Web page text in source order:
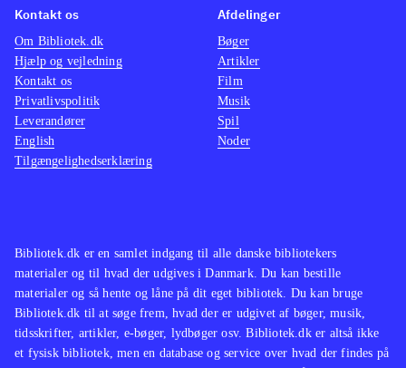
Bibliotek.dk er en samlet indgang til alle danske bibliotekers
materialer og til hvad der udgives i Danmark. Du kan bestille
materialer og så hente og låne på dit eget bibliotek. Du kan bruge
Bibliotek.dk til at søge frem, hvad der er udgivet af bøger, musik,
tidsskrifter, artikler, e-bøger, lydbøger osv. Bibliotek.dk er altså ikke
et fysisk bibliotek, men en database og service over hvad der findes på
Kontakt os
Om Bibliotek.dk
Hjælp og vejledning
Kontakt os
Privatlivspolitik
Leverandører
English
Tilgængelighedserklæring
Afdelinger
Bøger
Artikler
Film
Musik
Spil
Noder